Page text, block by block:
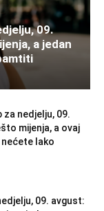
09.
a jedan
nedjelju, 09.
mijenja, a ovaj
lako
09. avgust: